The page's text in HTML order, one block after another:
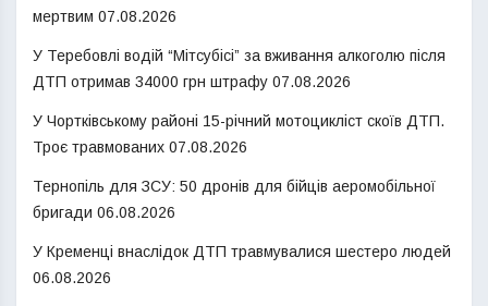
мертвим 07.08.2026
У Теребовлі водій “Мітсубісі” за вживання алкоголю після
ДТП отримав 34000 грн штрафу 07.08.2026
У Чортківському районі 15-річний мотоцикліст скоїв ДТП.
Троє травмованих 07.08.2026
Тернопіль для ЗСУ: 50 дронів для бійців аеромобільної
бригади 06.08.2026
У Кременці внаслідок ДТП травмувалися шестеро людей
06.08.2026